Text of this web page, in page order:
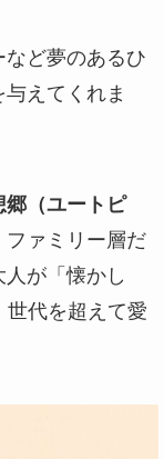
ど夢のあるひ
えてくれま
郷（ユートピ
ファミリー層だ
が「懐かし
世代を超えて愛